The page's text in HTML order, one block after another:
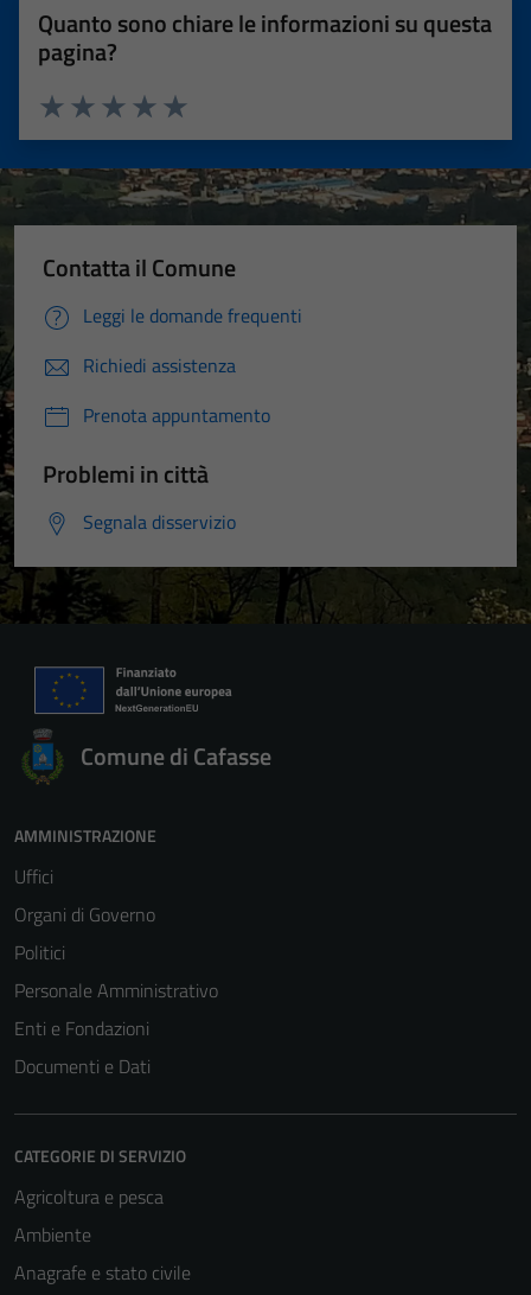
Quanto sono chiare le informazioni su questa
pagina?
Valuta 5 stelle su 5
Valuta 4 stelle su 5
Valuta 3 stelle su 5
Valuta 2 stelle su 5
Valuta 1 stelle su 5
Contatta il Comune
Leggi le domande frequenti
Richiedi assistenza
Prenota appuntamento
Problemi in città
Segnala disservizio
Comune di Cafasse
AMMINISTRAZIONE
Uffici
Organi di Governo
Politici
Personale Amministrativo
Enti e Fondazioni
Documenti e Dati
CATEGORIE DI SERVIZIO
Agricoltura e pesca
Ambiente
Anagrafe e stato civile